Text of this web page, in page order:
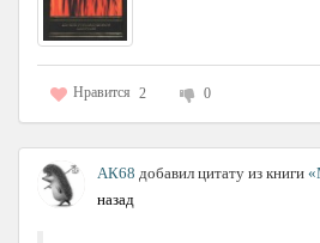
Нравится 2 0
АК68 добавил цитату из книги
назад